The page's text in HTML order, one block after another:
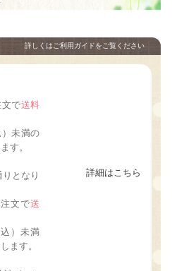
詳しくはご利用ガイドをご覧ください
文で送料
）未満の
す。
となり
文で送
）未満
ます。
詳細はこちら